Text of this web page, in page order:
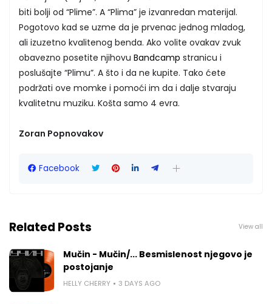
biti bolji od “Plime”. A “Plima” je izvanredan materijal.
Pogotovo kad se uzme da je prvenac jednog mladog,
ali izuzetno kvalitenog benda. Ako volite ovakav zvuk
obavezno posetite njihovu Bandcamp stranicu i
poslušajte “Plimu”. A što i da ne kupite. Tako ćete
podržati ove momke i pomoći im da i dalje stvaraju
kvalitetnu muziku. Košta samo 4 evra.
Zoran Popnovakov
Facebook
Related Posts View all
Mučin - Mučin/... Besmislenost njegovo je
postojanje
HELLY CHERRY 3 DAYS AGO